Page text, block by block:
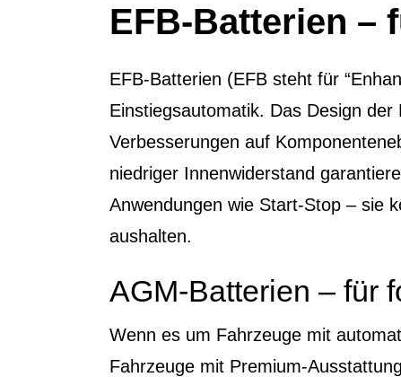
EFB-Batterien –
EFB-Batterien (EFB steht für
Einstiegsautomatik. Das Design
Verbesserungen auf
niedriger Innenwiderstand
Anwendungen wie Start-Stop – sie
aushalten.
AGM-Batterien – für
Wenn es um Fahrzeuge mit
Fahrzeuge mit Premium-